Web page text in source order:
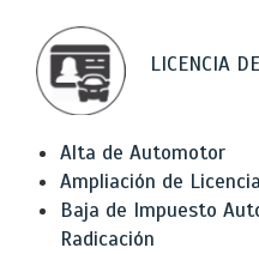
LICENCIA
Alta de Automotor
Ampliación de
Baja de Impuesto
Radicación